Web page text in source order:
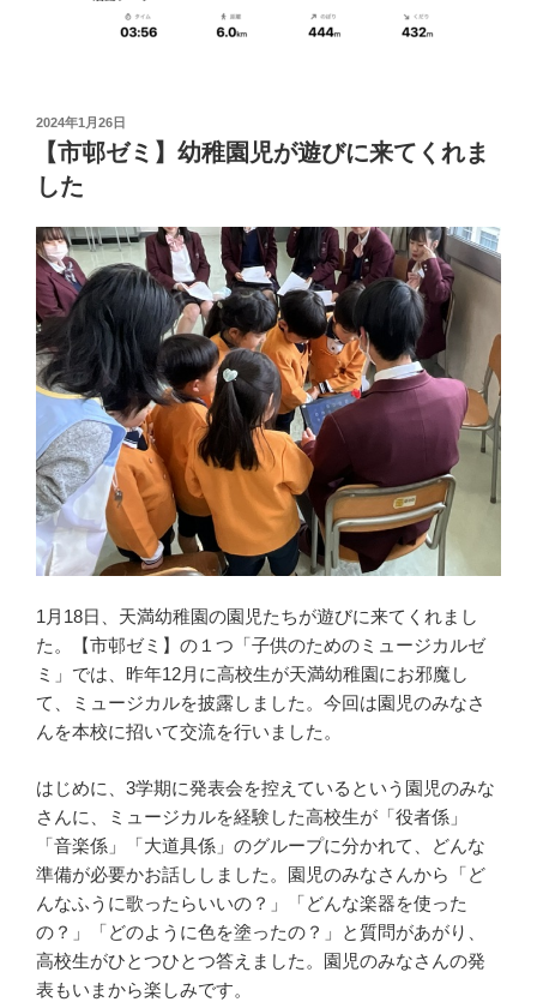
投
日:
2024年1月26日
【市邨ゼミ】幼稚園児が遊びに来てくれま
した
1月18日、天満幼稚園の園児たちが遊びに来てくれまし
た。【市邨ゼミ】の１つ「子供のためのミュージカルゼ
ミ」では、昨年12月に高校生が天満幼稚園にお邪魔し
て、ミュージカルを披露しました。今回は園児のみなさ
んを本校に招いて交流を行いました。
はじめに、3学期に発表会を控えているという園児のみな
さんに、ミュージカルを経験した高校生が「役者係」
「音楽係」「大道具係」のグループに分かれて、どんな
準備が必要かお話ししました。園児のみなさんから「ど
んなふうに歌ったらいいの？」「どんな楽器を使った
の？」「どのように色を塗ったの？」と質問があがり、
高校生がひとつひとつ答えました。園児のみなさんの発
表もいまから楽しみです。